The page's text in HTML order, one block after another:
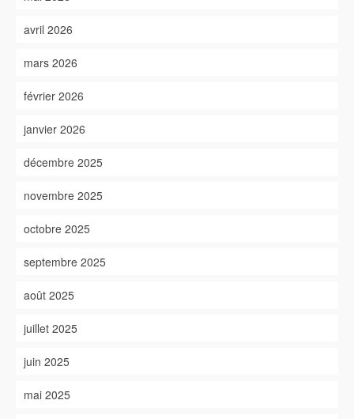
avril 2026
mars 2026
février 2026
janvier 2026
décembre 2025
novembre 2025
octobre 2025
septembre 2025
août 2025
juillet 2025
juin 2025
mai 2025